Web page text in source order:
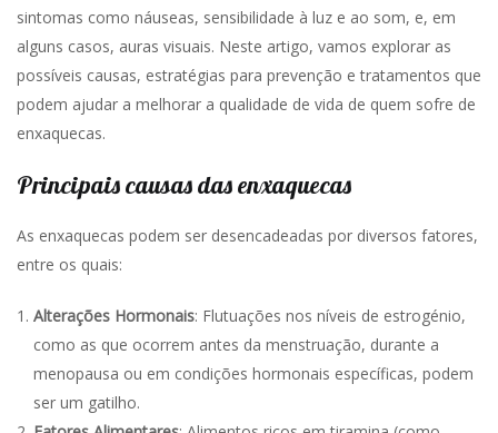
sintomas como náuseas, sensibilidade à luz e ao som, e, em
alguns casos, auras visuais. Neste artigo, vamos explorar as
possíveis causas, estratégias para prevenção e tratamentos que
podem ajudar a melhorar a qualidade de vida de quem sofre de
enxaquecas.
Principais causas das enxaquecas
As enxaquecas podem ser desencadeadas por diversos fatores,
entre os quais:
Alterações Hormonais: Flutuações nos níveis de estrogénio,
como as que ocorrem antes da menstruação, durante a
menopausa ou em condições hormonais específicas, podem
ser um gatilho.